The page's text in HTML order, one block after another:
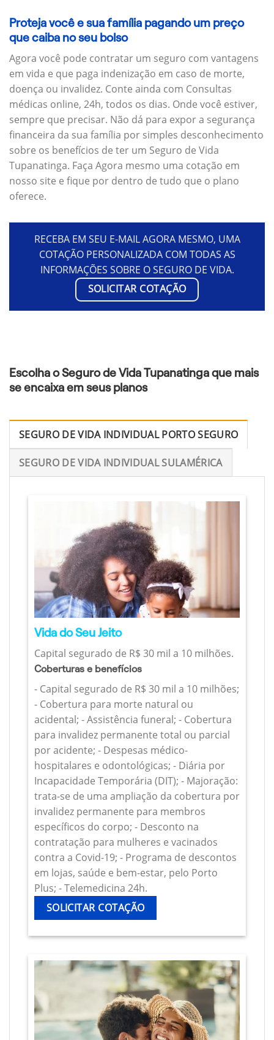
Proteja você e sua família pagando um preço
que caiba no seu bolso
Agora você pode contratar um seguro com vantagens
em vida e que paga indenização em caso de morte,
doença ou invalidez. Conte ainda com Consultas
médicas online, 24h, todos os dias. Onde você estiver,
sempre que precisar. Não dá para expor a segurança
financeira da sua família por simples desconhecimento
sobre os benefícios de ter um Seguro de Vida
Tupanatinga. Faça Agora mesmo uma cotação em
nosso site e fique por dentro de tudo que o plano
oferece.
RECEBA EM SEU E-MAIL AGORA MESMO, UMA
COTAÇÃO PERSONALIZADA COM TODAS AS
INFORMAÇÕES SOBRE O SEGURO DE VIDA.
SOLICITAR COTAÇÃO
Escolha o Seguro de Vida Tupanatinga que mais
se encaixa em seus planos
SEGURO DE VIDA INDIVIDUAL PORTO SEGURO
SEGURO DE VIDA INDIVIDUAL SULAMÉRICA
Vida do Seu Jeito
Capital segurado de R$ 30 mil a 10 milhões.
Coberturas e benefícios
- Capital segurado de R$ 30 mil a 10 milhões;
- Cobertura para morte natural ou
acidental; - Assistência funeral; - Cobertura
para invalidez permanente total ou parcial
por acidente; - Despesas médico-
hospitalares e odontológicas; - Diária por
Incapacidade Temporária (DIT); - Majoração:
trata-se de uma ampliação da cobertura por
invalidez permanente para membros
específicos do corpo; - Desconto na
contratação para mulheres e vacinados
contra a Covid-19; - Programa de descontos
em lojas, saúde e bem-estar, pelo Porto
Plus; - Telemedicina 24h.
SOLICITAR COTAÇÃO